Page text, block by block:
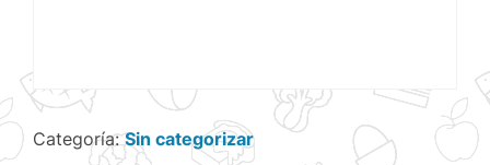
Categoría:Sin categorizar